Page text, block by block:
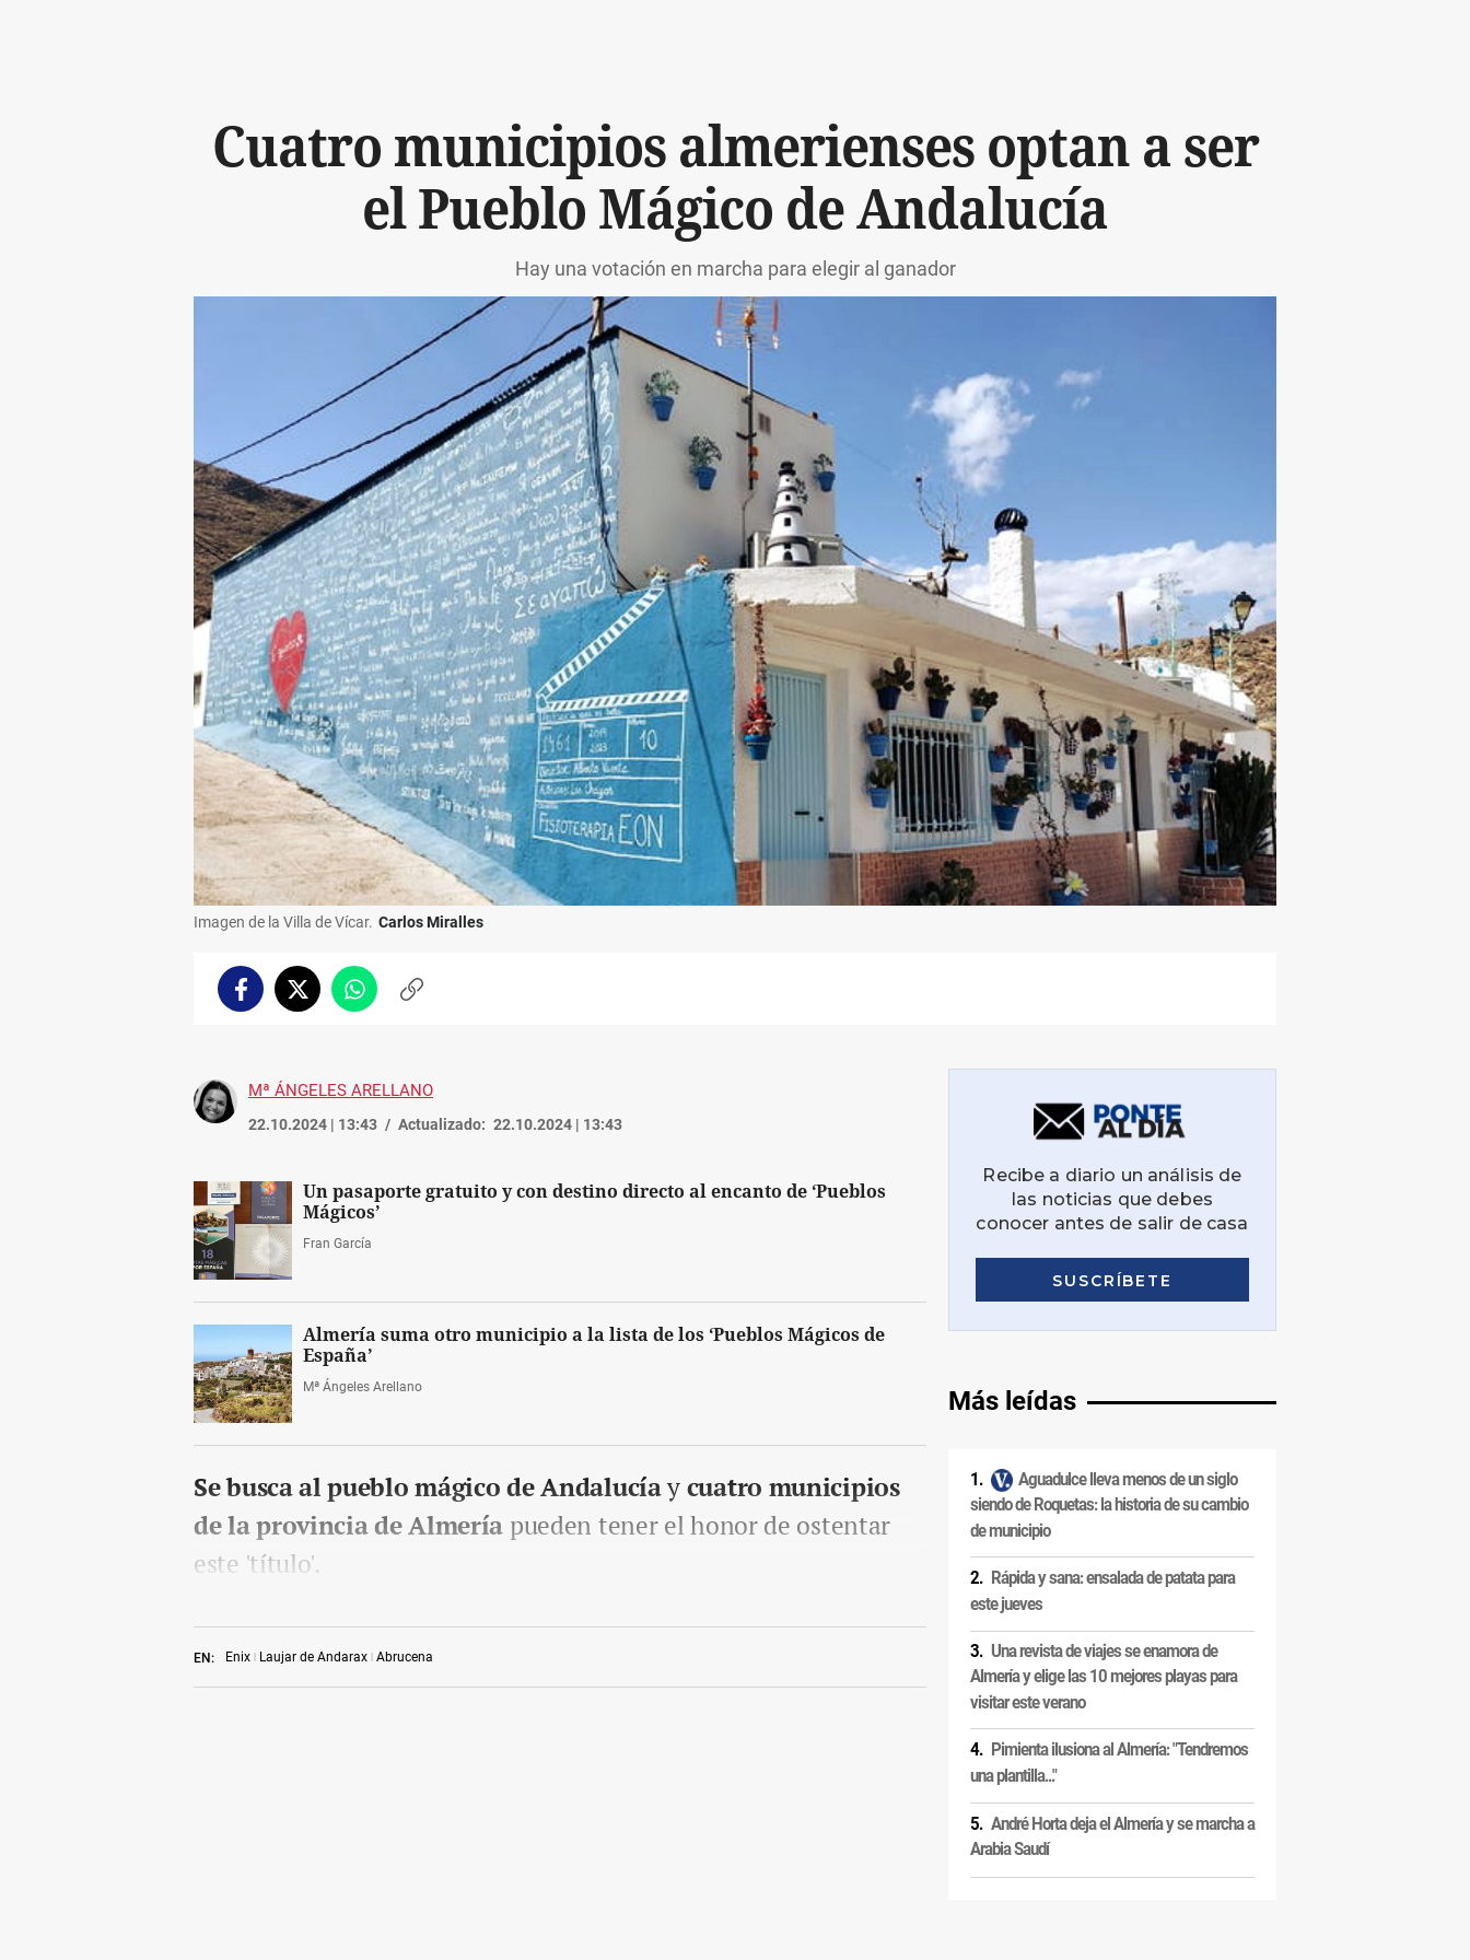
Cuatro municipios almerienses optan a ser
el Pueblo Mágico de Andalucía
Hay una votación en marcha para elegir al ganador
Imagen de la Villa de Vícar. Carlos Miralles
FacebookTwitterWhatsappCopiar
Mª ÁNGELES ARELLANO
22.10.2024 | 13:43 Actualizado: 22.10.2024 | 13:43
EN: Enix Laujar de Andarax Abrucena
Un pasaporte gratuito y con destino directo al encanto de ‘Pueblos
Mágicos’
Fran García
Almería suma otro municipio a la lista de los ‘Pueblos Mágicos de
España’
Mª Ángeles Arellano
Se busca al pueblo mágico de Andalucíaycuatro municipios
de la provincia de Almería pueden tener el honor de ostentar
este 'título'.
Más leídas
Aguadulce lleva menos de un siglo
siendo de Roquetas: la historia de su cambio
de municipio
Rápida y sana: ensalada de patata para
este jueves
Una revista de viajes se enamora de
Almería y elige las 10 mejores playas para
visitar este verano
Pimienta ilusiona al Almería: "Tendremos
una plantilla..."
André Horta deja el Almería y se marcha a
Arabia Saudí